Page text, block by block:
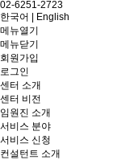
02-6251-2723
한국어
English
메뉴열기
메뉴닫기
회원가입
로그인
센터 소개
센터 비전
임원진 소개
서비스 분야
서비스 신청
컨설턴트 소개